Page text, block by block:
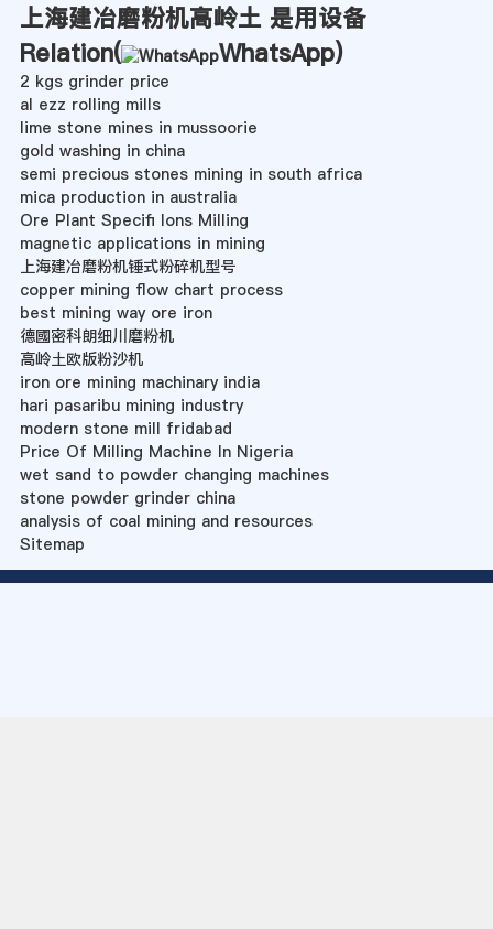
上海建冶磨粉机高岭土 是用设备
Relation(
WhatsApp)
2 kgs grinder price
al ezz rolling mills
lime stone mines in mussoorie
gold washing in china
semi precious stones mining in south africa
mica production in australia
Ore Plant Specifi Ions Milling
magnetic applications in mining
上海建冶磨粉机锤式粉碎机型号
copper mining flow chart process
best mining way ore iron
德國密科朗细川磨粉机
高岭土欧版粉沙机
iron ore mining machinary india
hari pasaribu mining industry
modern stone mill fridabad
Price Of Milling Machine In Nigeria
wet sand to powder changing machines
stone powder grinder china
analysis of coal mining and resources
Sitemap